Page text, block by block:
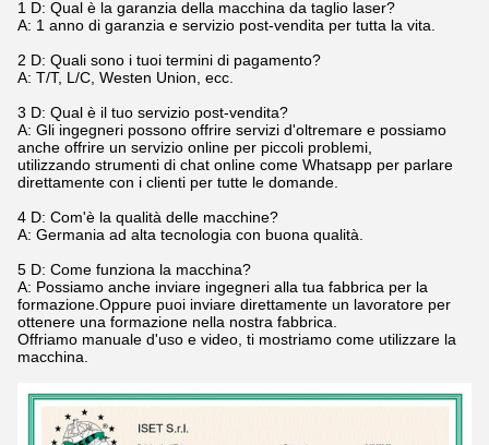
1 D: Qual è la garanzia della macchina da taglio laser?
A: 1 anno di garanzia e servizio post-vendita per tutta la vita.
2 D: Quali sono i tuoi termini di pagamento?
A: T/T, L/C, Westen Union, ecc.
3 D: Qual è il tuo servizio post-vendita?
A: Gli ingegneri possono offrire servizi d'oltremare e possiamo
anche offrire un servizio online per piccoli problemi,
utilizzando strumenti di chat online come Whatsapp per parlare
direttamente con i clienti per tutte le domande.
4 D: Com'è la qualità delle macchine?
A: Germania ad alta tecnologia con buona qualità.
5 D: Come funziona la macchina?
A: Possiamo anche inviare ingegneri alla tua fabbrica per la
formazione.Oppure puoi inviare direttamente un lavoratore per
ottenere una formazione nella nostra fabbrica.
Offriamo manuale d'uso e video, ti mostriamo come utilizzare la
macchina.